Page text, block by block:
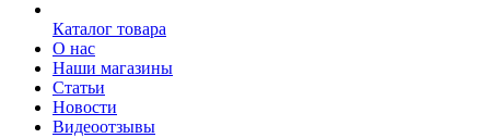
Каталог товара
О нас
Наши магазины
Статьи
Новости
Видеоотзывы